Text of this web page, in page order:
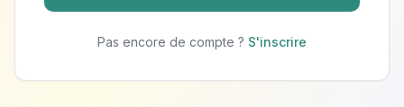
Pas encore de compte ? S'inscrire